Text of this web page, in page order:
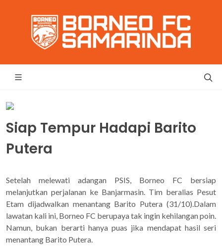
Siap Tempur Hadapi Barito
Putera
Setelah melewati adangan PSIS, Borneo FC bersiap
melanjutkan perjalanan ke Banjarmasin. Tim beralias Pesut
Etam dijadwalkan menantang Barito Putera (31/10).Dalam
lawatan kali ini, Borneo FC berupaya tak ingin kehilangan poin.
Namun, bukan berarti hanya puas jika mendapat hasil seri
menantang Barito Putera.